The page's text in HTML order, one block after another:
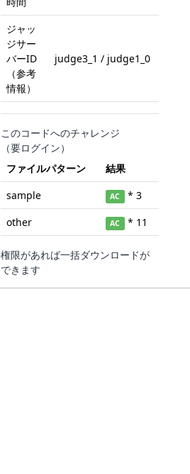
ジャッ
ジサー
バーID
（参考
情報）
judge3_1 / judge1_0
このコードへのチャレンジ
（要ログイン）
ファイルパターン
結果
sample
AC * 3
other
AC * 11
権限があれば一括ダウンロードが
できます